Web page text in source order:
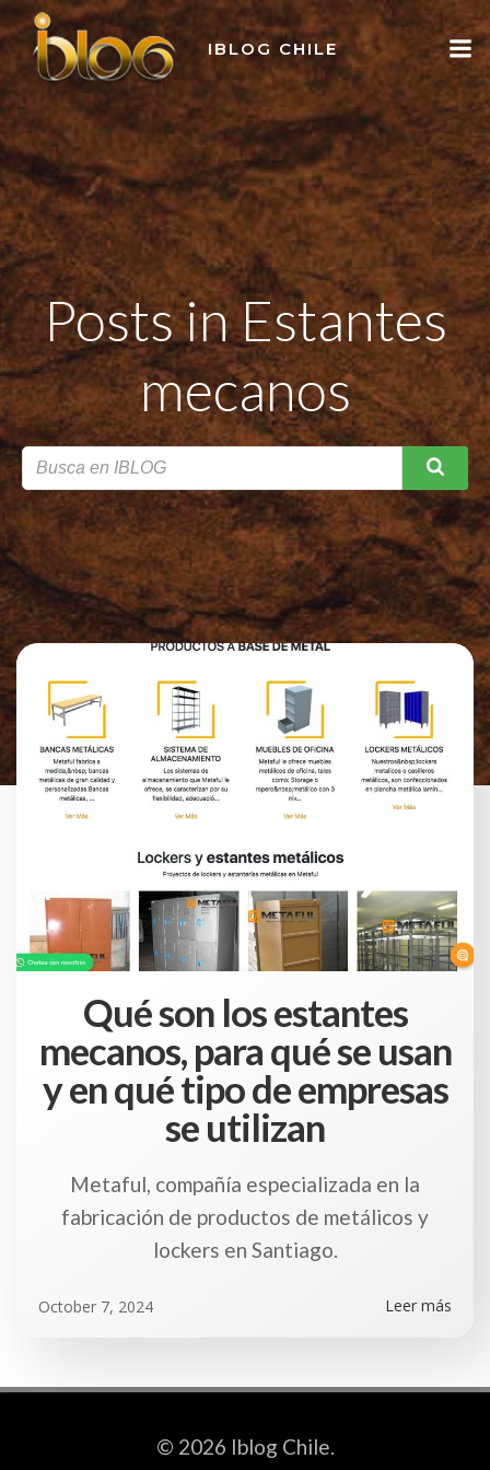
Skip
to
content
IBLOG CHILE
Posts in Estantes
mecanos
Qué son los estantes
mecanos, para qué se usan
y en qué tipo de empresas
se utilizan
Metaful, compañía especializada en la
fabricación de productos de metálicos y
lockers en Santiago.
October 7, 2024 Leer más
© 2026 Iblog Chile.